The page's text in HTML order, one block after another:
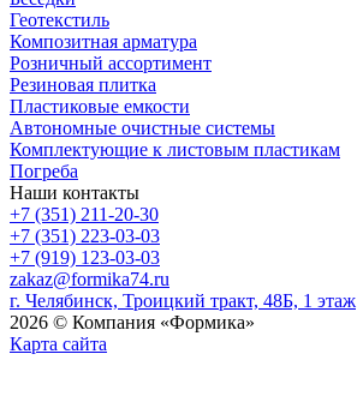
Геотекстиль
Композитная арматура
Розничный ассортимент
Резиновая плитка
Пластиковые емкости
Автономные очистные системы
Комплектующие к листовым пластикам
Погреба
Наши контакты
+7 (351) 211-20-30
+7 (351) 223-03-03
+7 (919) 123-03-03
zakaz@formika74.ru
г. Челябинск, Троицкий тракт, 48Б, 1 этаж
2026 © Компания «Формика»
Карта сайта